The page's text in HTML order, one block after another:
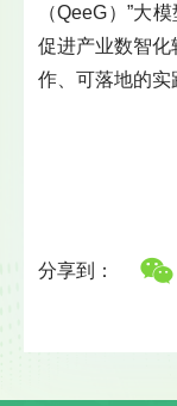
（QeeG）”大
促进产业数智
作、可落地的实
分享到：